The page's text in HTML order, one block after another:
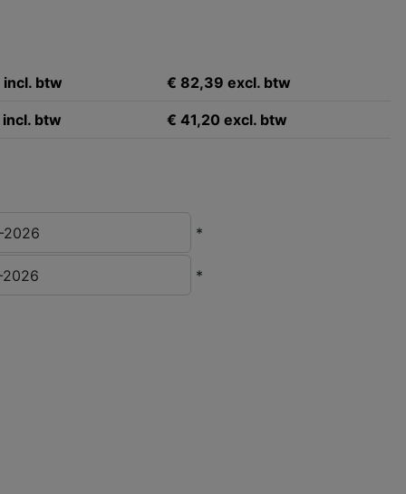
btw € 82,39 excl. btw
btw € 41,20 excl. btw
*
*